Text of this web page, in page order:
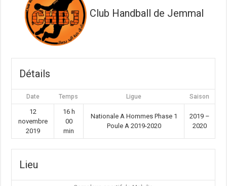
Club Handball de Jemmal
Détails
Date Temps Ligue Saison
12
novembre
2019
16 h
00
min
Nationale A Hommes Phase 1
Poule A 2019-2020
2019 –
2020
Lieu